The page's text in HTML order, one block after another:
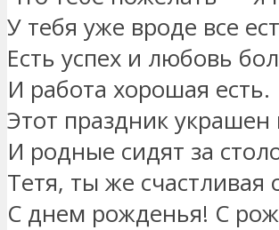
У тебя уже вроде все
Есть успех и любовь
И работа хорошая есть.
Этот праздник украшен
И родные сидят за
Тетя, ты же счастливая
С днем рожденья! С